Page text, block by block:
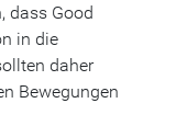
dass Good
in die
daher
Bewegungen